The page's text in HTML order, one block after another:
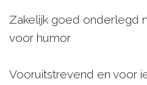
Zakelijk goed onderlegd
voor humor
Vooruitstrevend en voor